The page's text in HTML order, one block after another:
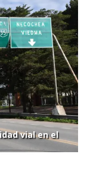
vial en el